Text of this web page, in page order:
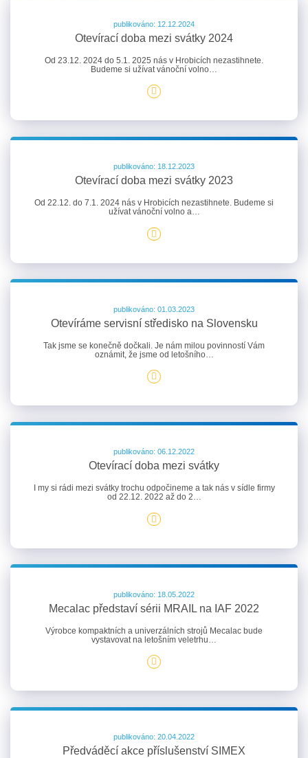
publikováno: 12.12.2024
Otevírací doba mezi svátky 2024
Od 23.12. 2024 do 5.1. 2025 nás v Hrobicích nezastihnete.
Budeme si užívat vánoční volno…
publikováno: 18.12.2023
Otevírací doba mezi svátky 2023
Od 22.12. do 7.1. 2024 nás v Hrobicích nezastihnete. Budeme si
užívat vánoční volno a…
publikováno: 01.03.2023
Otevíráme servisní středisko na Slovensku
Tak jsme se konečně dočkali. Je nám milou povinností Vám
oznámit, že jsme od letošního…
publikováno: 06.12.2022
Otevírací doba mezi svátky
I my si rádi mezi svátky trochu odpočineme a tak nás v sídle firmy
od 22.12. 2022 až do 2…
publikováno: 18.05.2022
Mecalac představí sérii MRAIL na IAF 2022
Výrobce kompaktních a univerzálních strojů Mecalac bude
vystavovat na letošním veletrhu…
publikováno: 20.04.2022
Předváděcí akce příslušenství SIMEX